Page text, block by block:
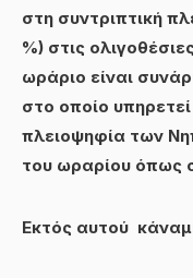
στη συντριπτική
%) στις
ωράριο είναι
στο οποίο
πλειοψηφία των
του ωραρίου όπως
Εκτός αυτού